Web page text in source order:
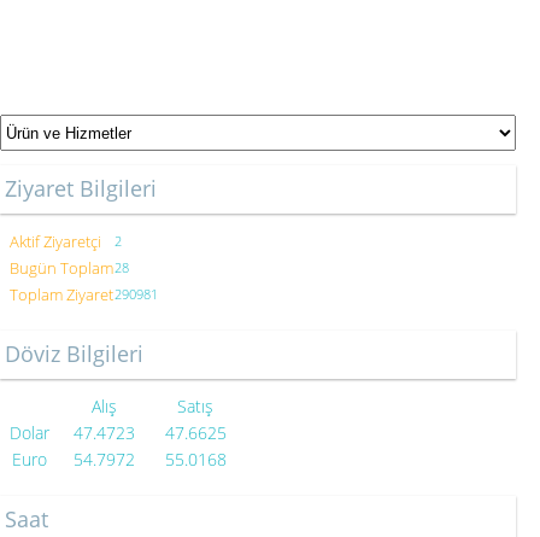
Ziyaret Bilgileri
Aktif Ziyaretçi 2
Bugün Toplam28
Toplam Ziyaret290981
Döviz Bilgileri
Alış
Satış
Dolar
47.4723
47.6625
Euro
54.7972 55.0168
Saat